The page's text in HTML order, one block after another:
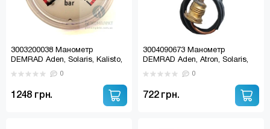
3003200038 Манометр
DEMRAD Aden, Solaris, Kalisto,
Mono (под скобу)
0
1248 грн.
3004090673 Манометр
DEMRAD Aden, Atron, Solaris,
Kalisto Mono, Nitron (резьба)
0
722 грн.